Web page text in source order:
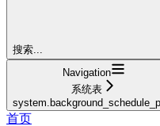
搜索...
Navigation
系统表
首页